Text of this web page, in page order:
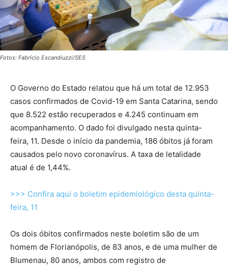
Fotos: Fabrício Escandiuzzi/SES
O Governo do Estado relatou que há um total de 12.953
casos confirmados de Covid-19 em Santa Catarina, sendo
que 8.522 estão recuperados e 4.245 continuam em
acompanhamento. O dado foi divulgado nesta quinta-
feira, 11. Desde o início da pandemia, 186 óbitos já foram
causados pelo novo coronavírus. A taxa de letalidade
atual é de 1,44%.
>>> Confira aqui o boletim epidemiológico desta quinta-
feira, 11
Os dois óbitos confirmados neste boletim são de um
homem de Florianópolis, de 83 anos, e de uma mulher de
Blumenau, 80 anos, ambos com registro de